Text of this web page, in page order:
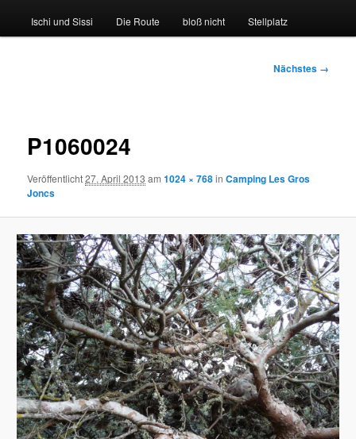
Ischi und Sissi Die Route bloß nicht Stellplatz
Nächstes →
P1060024
Veröffentlicht27. April 2013 am1024 × 768inCamping Les Gros
Joncs